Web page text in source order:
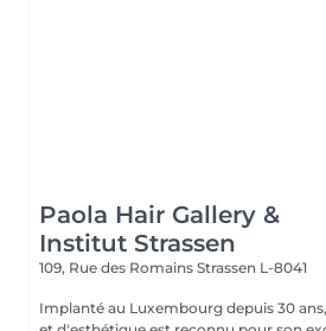
Paola Hair Gallery &
Institut Strassen
109, Rue des Romains Strassen L-8041
Implanté au Luxembourg depuis 30